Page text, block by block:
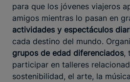
para que los jóvenes viajeros
amigos mientras lo pasan en
actividades y espectáculos
cada destino del mundo.
grupos de edad diferenciados,
participar en talleres
sostenibilidad, el arte, la